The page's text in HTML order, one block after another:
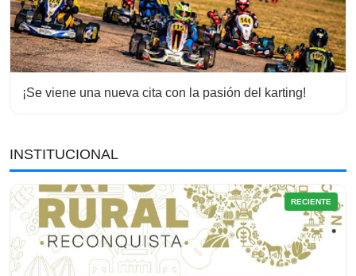
¡Se viene una nueva cita con la pasión del karting!
INSTITUCIONAL
RECIENTE